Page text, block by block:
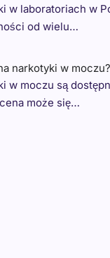
w laboratoriach w
od wielu…
narkotyki w moczu?
w moczu są
może się…